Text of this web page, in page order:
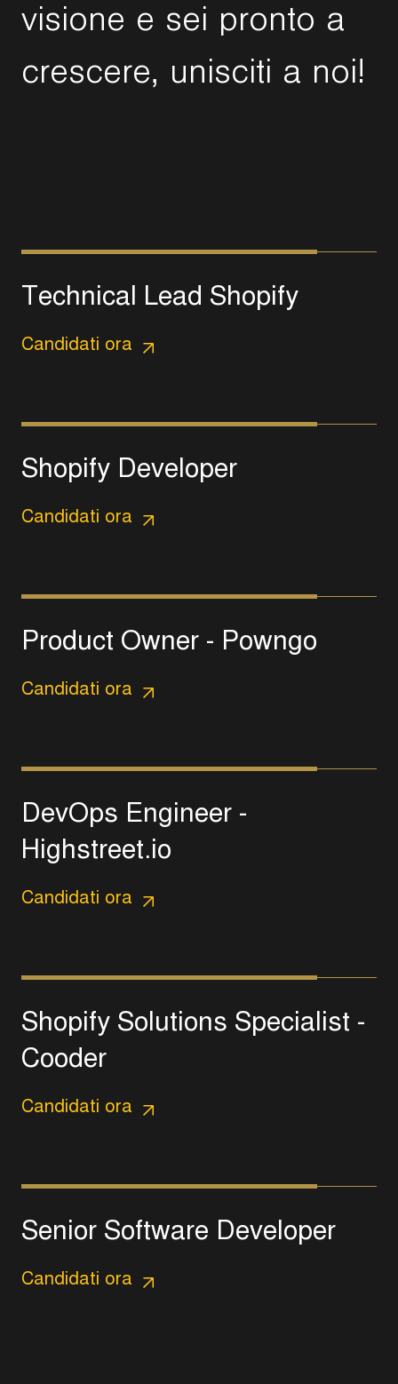
visione e sei pronto a
crescere, unisciti a noi!
T echnical Lead Shopify
Candidati ora
Shopify Developer
Candidati ora
Product Owner - Powngo
Candidati ora
DevOps Engineer -
Highstreet.io
Candidati ora
Shopify Solutions Specialist -
Cooder
Candidati ora
Senior Software Developer
Candidati ora